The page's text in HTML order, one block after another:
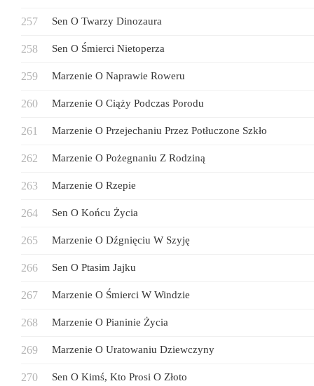
Sen O Twarzy Dinozaura
Sen O Śmierci Nietoperza
Marzenie O Naprawie Roweru
Marzenie O Ciąży Podczas Porodu
Marzenie O Przejechaniu Przez Potłuczone Szkło
Marzenie O Pożegnaniu Z Rodziną
Marzenie O Rzepie
Sen O Końcu Życia
Marzenie O Dźgnięciu W Szyję
Sen O Ptasim Jajku
Marzenie O Śmierci W Windzie
Marzenie O Pianinie Życia
Marzenie O Uratowaniu Dziewczyny
Sen O Kimś, Kto Prosi O Złoto